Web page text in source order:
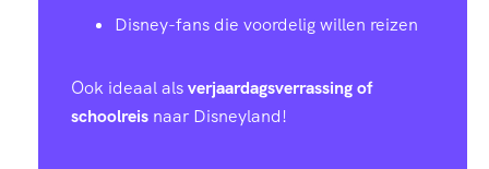
Disney-fans die voordelig willen reizen
Ook ideaal alsverjaardagsverrassing of
schoolreis naar Disneyland!